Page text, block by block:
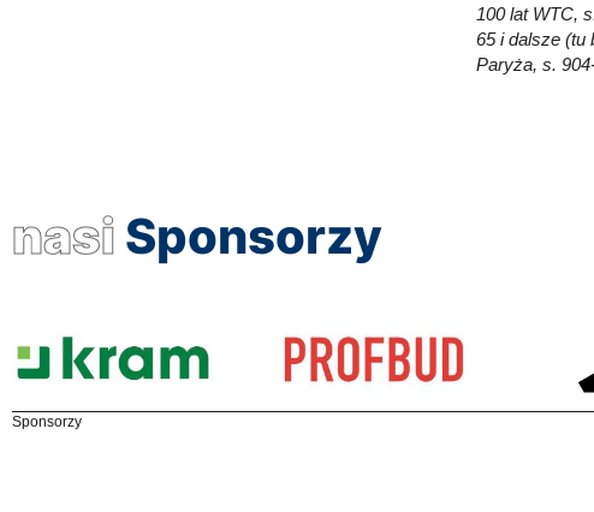
100 lat WTC,
65 i dalsze (tu
Paryża, s.
nasi Sponsorzy
Sponsorzy